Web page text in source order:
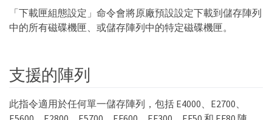
「下載匣組態設定」命令會將原廠預設設定下載到儲存陣列
中的所有磁碟機匣、或儲存陣列中的特定磁碟機匣。
支援的陣列
此指令適用於任何單一儲存陣列，包括 E4000、E2700、